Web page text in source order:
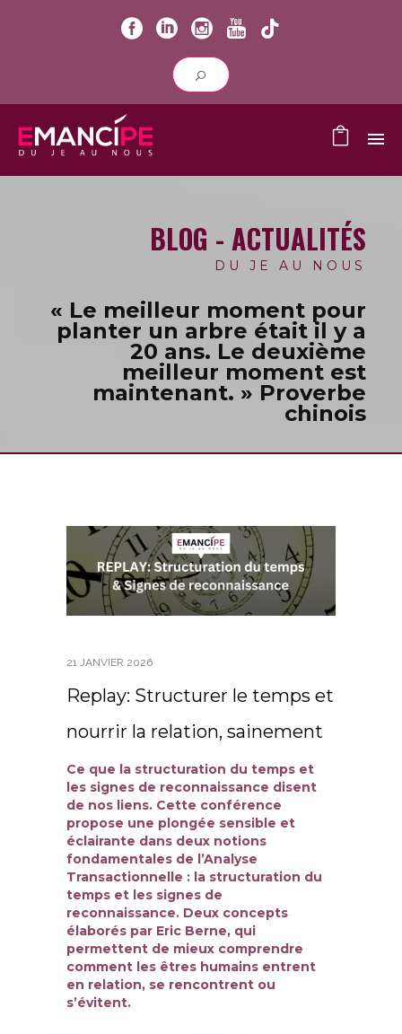
BLOG - ACTUALITÉS
DU JE AU NOUS
« Le meilleur moment pour
planter un arbre était il y a
20 ans. Le deuxième
meilleur moment est
maintenant. » Proverbe
chinois
21 JANVIER 2026
Replay: Structurer le temps et
nourrir la relation, sainement
Ce que la structuration du temps et
les signes de reconnaissance disent
de nos liens. Cette conférence
propose une plongée sensible et
éclairante dans deux notions
fondamentales de l’Analyse
Transactionnelle : la structuration du
temps et les signes de
reconnaissance. Deux concepts
élaborés par Eric Berne, qui
permettent de mieux comprendre
comment les êtres humains entrent
en relation, se rencontrent ou
s’évitent.